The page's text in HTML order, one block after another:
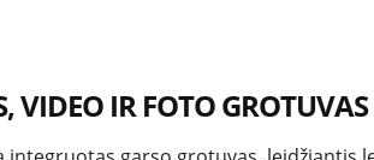
VIDEO IR FOTO GROTUVAS